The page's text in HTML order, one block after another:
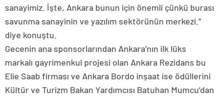
sanayimiz. İşte, Ankara bunun için önemli çünkü burası
savunma sanayinin ve yazılım sektörünün merkezi.”
diye konuştu.
Gecenin ana sponsorlarından Ankara’nın ilk lüks
markalı gayrimenkul projesi olan Ankara Rezidans bu
Elie Saab firması ve Ankara Bordo inşaat ise ödüllerini
Kültür ve Turizm Bakan Yardımcısı Batuhan Mumcu’dan